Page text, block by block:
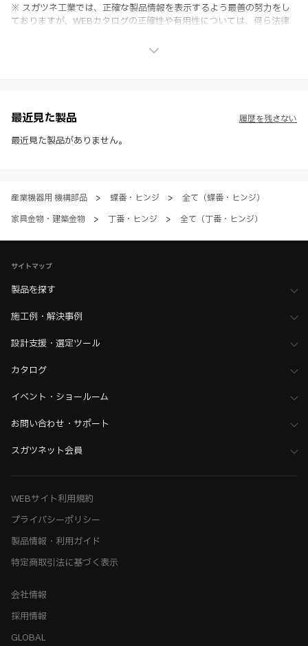
※ スガツネ工業では、正確な製品情報を表示するよう最善の努力をし
ておりますが、WEBカタログの正確性や有用性については、何ら法律
社製品の使用ご検討、又は販売促進目的の利用に限ります。
※ 本WEBサイト製品情報のご利用にあたっては、WEBサイト利用規
約、プライバシーポリシー、製品情報ガイドをご確認いただき、内容の
最近見た製品
最近見た製品がありません。
履歴を残さない
産業機器用 機構部品 > 蝶番・ヒンジ >
全て（蝶番・ヒンジ）
家具金物・建築金物
> 丁番・ヒンジ > 全て（丁番・ヒンジ）
サイトマップ
製品を探す
施工例・解決事例
設計支援・選定ツール
カタログ
イベント・ショールーム
お問い合わせ・サポート
スガツネット会員
WEBサイト利用規約
プライバシーポリシー
製品情報・利用ガイド
特定商取引法に基づく表示
会社情報
採用情報
GLOBAL